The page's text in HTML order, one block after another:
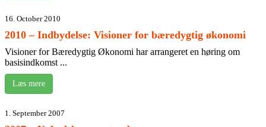
16. October 2010
2010 – Indbydelse: Visioner for bæredygtig økonomi
Visioner for Bæredygtig Økonomi har arrangeret en høring om
basisindkomst ...
Læs mere
1. September 2007